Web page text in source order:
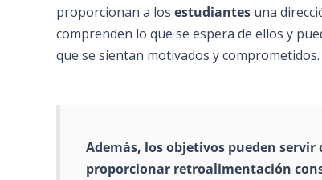
proporcionan a los estudiantes una
comprenden lo que se espera de ellos y
que se sientan motivados y comprometidos.
Además, los objetivos pueden
proporcionar retroalimentación